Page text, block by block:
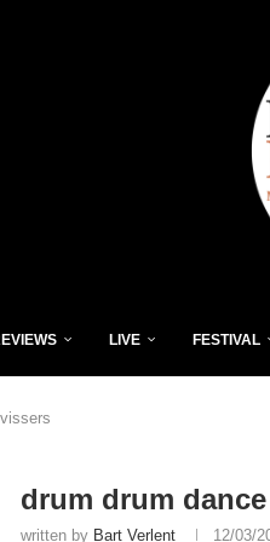
LIVE FESTIVAL
drum drum
written by Bart Verlent 12/03/